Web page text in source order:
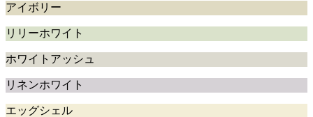
アイボリー
リリーホワイト
ホワイトアッシュ
リネンホワイト
エッグシェル